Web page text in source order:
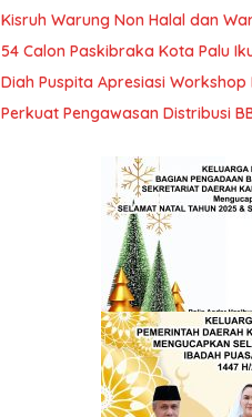
Kisruh Warung Non Halal dan
54 Calon Paskibraka Kota Palu
Diah Puspita Apresiasi
Perkuat Pengawasan Distribusi